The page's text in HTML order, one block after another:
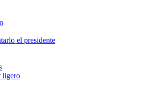
el presidente
ligero